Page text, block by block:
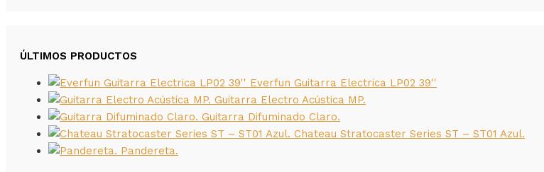
ÚLTIMOS PRODUCTOS
Everfun Guitarra Electrica LP02 39''
Guitarra Electro Acústica MP.
Guitarra Difuminado Claro.
Chateau Stratocaster Series ST – ST01 Azul.
Pandereta.